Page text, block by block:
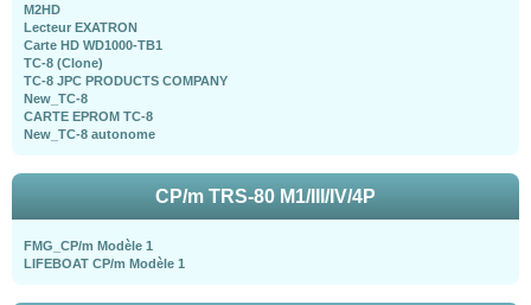
M2HD
Lecteur EXATRON
Carte HD WD1000-TB1
TC-8 (Clone)
TC-8 JPC PRODUCTS COMPANY
New_TC-8
CARTE EPROM TC-8
New_TC-8 autonome
CP/m TRS-80 M1/III/IV/4P
FMG_CP/m Modèle 1
LIFEBOAT CP/m Modèle 1